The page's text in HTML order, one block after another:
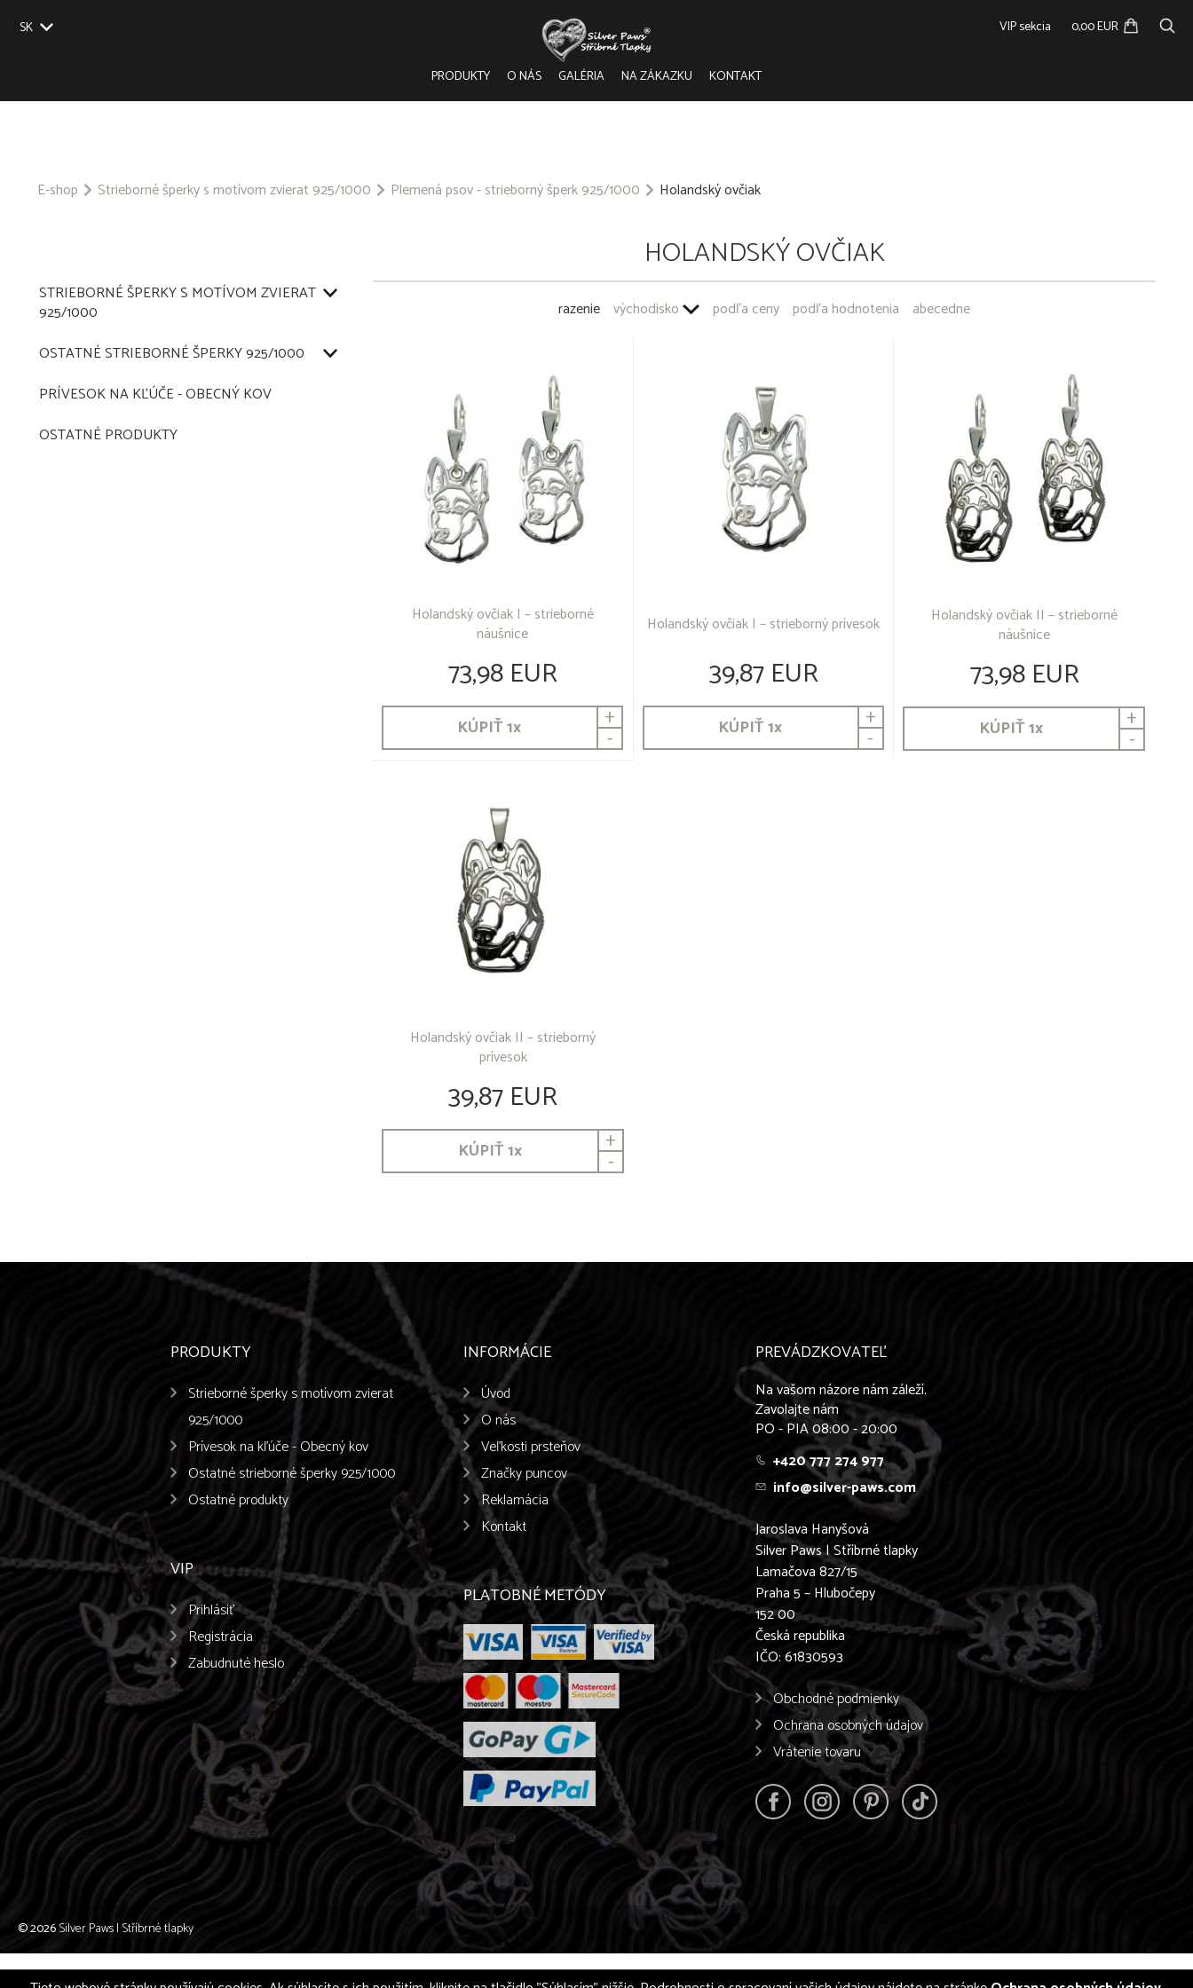
SK
CZ
VIP sekcia 0,00 EUR
PRODUKTY O NÁS GALÉRIA NA ZÁKAZKU KONTAKT
E-shop Strieborné šperky s motívom zvierat 925/1000 Plemená psov - strieborný šperk 925/1000 Holandský ovčiak
STRIEBORNÉ ŠPERKY S MOTÍVOM ZVIERAT
925/1000
OSTATNÉ STRIEBORNÉ ŠPERKY 925/1000
PRÍVESOK NA KĽÚČE - OBECNÝ KOV
OSTATNÉ PRODUKTY
HOLANDSKÝ OVČIAK
razenie východisko podľa ceny podľa hodnotenia abecedne
Holandský ovčiak I – strieborné
náušnice
73,98 EUR
KÚPIŤ1x +
-
Holandský ovčiak I – strieborný prívesok
39,87 EUR
KÚPIŤ1x +
-
Holandský ovčiak II – strieborné
náušnice
73,98 EUR
KÚPIŤ1x +
-
Holandský ovčiak II – strieborný
prívesok
39,87 EUR
KÚPIŤ1x +
-
PRODUKTY
Strieborné šperky s motívom zvierat
925/1000
Prívesok na kľúče - Obecný kov
Ostatné strieborné šperky 925/1000
Ostatné produkty
VIP
Prihlásiť
Registrácia
Zabudnuté heslo
INFORMÁCIE
Úvod
O nás
Veľkosti prsteňov
Značky puncov
Reklamácia
Kontakt
PLATOBNÉ METÓDY
PREVÁDZKOVATEĽ
Na vašom názore nám záleží.
Zavolajte nám
PO - PIA 08:00 - 20:00
+420 777 274 977
info@silver-paws.com
Jaroslava Hanyšová
Silver Paws | Stříbrné tlapky
Lamačova 827/15
Praha 5 – Hlubočepy
152 00
Česká republika
IČO: 61830593
Obchodné podmienky
Ochrana osobných údajov
Vrátenie tovaru
© 2026Silver Paws | Stříbrné tlapky